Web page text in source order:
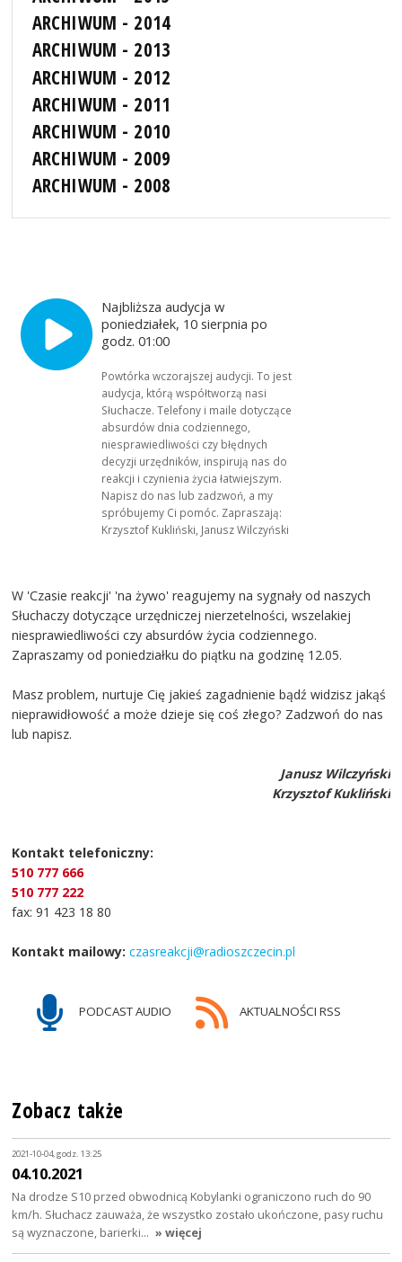
ARCHIWUM - 2014
ARCHIWUM - 2013
ARCHIWUM - 2012
ARCHIWUM - 2011
ARCHIWUM - 2010
ARCHIWUM - 2009
ARCHIWUM - 2008
Najbliższa audycja w
poniedziałek, 10 sierpnia po
godz. 01:00
Powtórka wczorajszej audycji. To jest
audycja, którą współtworzą nasi
Słuchacze. Telefony i maile dotyczące
absurdów dnia codziennego,
niesprawiedliwości czy błędnych
decyzji urzędników, inspirują nas do
reakcji i czynienia życia łatwiejszym.
Napisz do nas lub zadzwoń, a my
spróbujemy Ci pomóc. Zapraszają:
Krzysztof Kukliński, Janusz Wilczyński
W 'Czasie reakcji' 'na żywo' reagujemy na sygnały od naszych
Słuchaczy dotyczące urzędniczej nierzetelności, wszelakiej
niesprawiedliwości czy absurdów życia codziennego.
Zapraszamy od poniedziałku do piątku na godzinę 12.05.
Masz problem, nurtuje Cię jakieś zagadnienie bądź widzisz jakąś
nieprawidłowość a może dzieje się coś złego? Zadzwoń do nas
lub napisz.
Janusz Wilczyński
Krzysztof Kukliński
Kontakt telefoniczny:
510 777 666
510 777 222
fax: 91 423 18 80
Kontakt mailowy: czasreakcji@radioszczecin.pl
PODCAST AUDIO AKTUALNOŚCI RSS
Zobacz także
2021-10-04, godz. 13:25
04.10.2021
Na drodze S10 przed obwodnicą Kobylanki ograniczono ruch do 90
km/h. Słuchacz zauważa, że wszystko zostało ukończone, pasy ruchu
są wyznaczone, barierki… » więcej